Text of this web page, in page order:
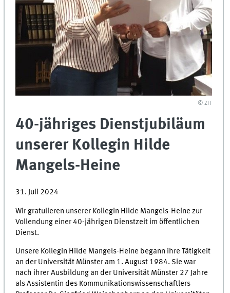
© ZIT
40-jähriges Dienstjubiläum
unserer Kollegin Hilde
Mangels-Heine
31. Juli 2024
Wir gratulieren unserer Kollegin Hilde Mangels-Heine zur
Vollendung einer 40-jährigen Dienstzeit im öffentlichen
Dienst.
Unsere Kollegin Hilde Mangels-Heine begann ihre Tätigkeit
an der Universität Münster am 1. August 1984. Sie war
nach ihrer Ausbildung an der Universität Münster 27 Jahre
als Assistentin des Kommunikationswissenschaftlers